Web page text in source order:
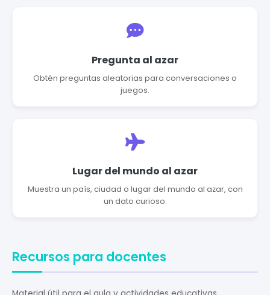
Pregunta al azar
Obtén preguntas aleatorias para conversaciones o
juegos.
Lugar del mundo al azar
Muestra un país, ciudad o lugar del mundo al azar, con
un dato curioso.
Recursos para docentes